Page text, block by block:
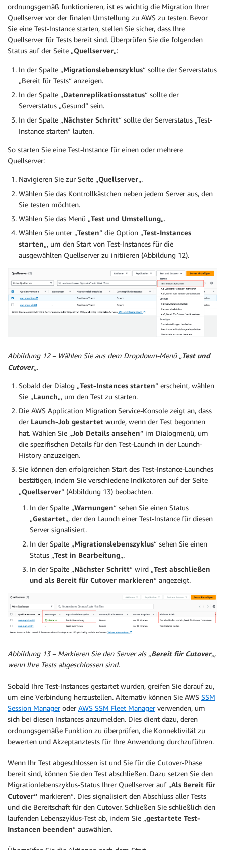
ordnungsgemäß funktionieren, ist es wichtig die Migration Ihrer
Quellserver vor der finalen Umstellung zu AWS zu testen. Bevor
Sie eine Test-Instance starten, stellen Sie sicher, dass Ihre
Quellserver für Tests bereit sind. Überprüfen Sie die folgenden
Status auf der Seite „Quellserver„:
In der Spalte „Migrationslebenszyklus“ sollte der Serverstatus
„Bereit für Tests“ anzeigen.
In der Spalte „Datenreplikationsstatus“ sollte der
Serverstatus „Gesund“ sein.
In der Spalte „Nächster Schritt“ sollte der Serverstatus „Test-
Instance starten“ lauten.
So starten Sie eine Test-Instance für einen oder mehrere
Quellserver:
Navigieren Sie zur Seite „Quellserver„.
Wählen Sie das Kontrollkästchen neben jedem Server aus, den
Sie testen möchten.
Wählen Sie das Menü „Test und Umstellung„.
Wählen Sie unter „Testen“ die Option „Test-Instances
starten„, um den Start von Test-Instances für die
ausgewählten Quellserver zu initiieren (Abbildung 12).
Abbildung 12 – Wählen Sie aus dem Dropdown-Menü „Test und
Cutover„.
Sobald der Dialog „Test-Instances starten“ erscheint, wählen
Sie „Launch„, um den Test zu starten.
Die AWS Application Migration Service-Konsole zeigt an, dass
der Launch-Job gestartet wurde, wenn der Test begonnen
hat. Wählen Sie „Job Details ansehen“ im Dialogmenü, um
die spezifischen Details für den Test-Launch in der Launch-
History anzuzeigen.
Sie können den erfolgreichen Start des Test-Instance-Launches
bestätigen, indem Sie verschiedene Indikatoren auf der Seite
„Quellserver“ (Abbildung 13) beobachten.
In der Spalte „Warnungen“ sehen Sie einen Status
„Gestartet„, der den Launch einer Test-Instance für diesen
Server signalisiert.
In der Spalte „Migrationslebenszyklus“ sehen Sie einen
Status „Test in Bearbeitung„.
In der Spalte „Nächster Schritt“ wird „Test abschließen
und als Bereit für Cutover markieren“ angezeigt.
Abbildung 13 – Markieren Sie den Server als „Bereit für Cutover„,
wenn Ihre Tests abgeschlossen sind.
Sobald Ihre Test-Instances gestartet wurden, greifen Sie darauf zu,
um eine Verbindung herzustellen. Alternativ können Sie AWS SSM
Session Manageroder AWS SSM Fleet Managerverwenden, um
sich bei diesen Instances anzumelden. Dies dient dazu, deren
ordnungsgemäße Funktion zu überprüfen, die Konnektivität zu
bewerten und Akzeptanztests für Ihre Anwendung durchzuführen.
Wenn Ihr Test abgeschlossen ist und Sie für die Cutover-Phase
bereit sind, können Sie den Test abschließen. Dazu setzen Sie den
Migrationlebenszyklus-Status Ihrer Quellserver auf „Als Bereit für
Cutover“ markieren“. Dies signalisiert den Abschluss aller Tests
und die Bereitschaft für den Cutover. Schließen Sie schließlich den
laufenden Lebenszyklus-Test ab, indem Sie „gestartete Test-
Instancen beenden“ auswählen.